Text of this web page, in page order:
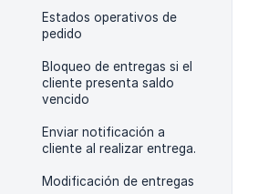
Estados operativos de
pedido
Bloqueo de entregas si el
cliente presenta saldo
vencido
Enviar notificación a
cliente al realizar entrega.
Modificación de entregas